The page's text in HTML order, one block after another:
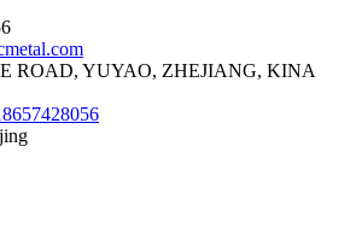
ROAD, YUYAO, ZHEJIANG, KINA